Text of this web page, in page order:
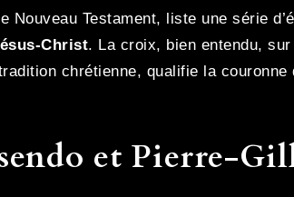
Testament, liste une série
Christ. La croix, bien entendu,
chrétienne, qualifie la
et Pierre-